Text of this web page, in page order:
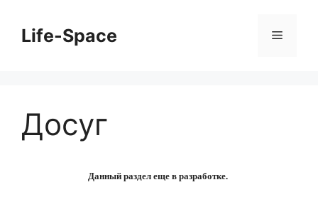
содержимому
Life-Space Меню
Досуг
Данный раздел еще в разработке.